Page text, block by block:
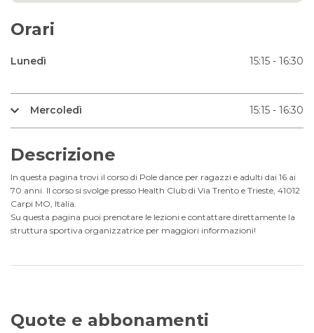
Orari
Lunedì 15:15 - 16:30
Mercoledì 15:15 - 16:30
Descrizione
In questa pagina trovi il corso di Pole dance per ragazzi e adulti dai 16 ai
70 anni. Il corso si svolge presso Health Club di Via Trento e Trieste, 41012
Carpi MO, Italia.
Su questa pagina puoi prenotare le lezioni e contattare direttamente la
struttura sportiva organizzatrice per maggiori informazioni!
Quote e abbonamenti